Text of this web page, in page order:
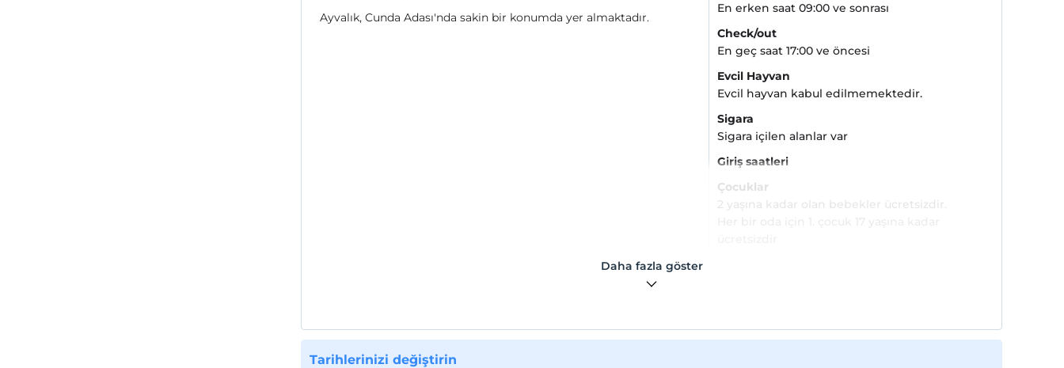
Ayvalık, Cunda Adası'nda sakin bir konumda yer almaktadır.
En erken saat 09:00 ve sonrası
Check/out
En geç saat 17:00 ve öncesi
Evcil Hayvan
Evcil hayvan kabul edilmemektedir.
Sigara
Sigara içilen alanlar var
Giriş saatleri
Çocuklar
2 yaşına kadar olan bebekler ücretsizdir.
Daha fazla göster
Tarihlerinizi değiştirin